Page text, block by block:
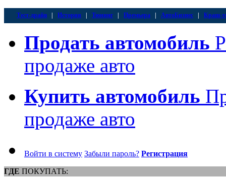
Тест-драйв История Тюнинг Премьера АвтоБизнес Краш-
Продать автомобиль
продаже авто
Купить автомобиль
продаже авто
Войти в систему Забыли пароль? Регистрация
ГДЕ ПОКУПАТЬ: